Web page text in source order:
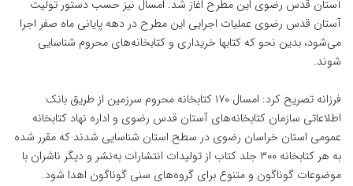
آستان قدس رضوی این مطرح اغاز شد. امسال نیز حسب دستور تولیت
آستان قدس رضوی عملیات اجرایی این مطرح در دهه پایانی ماه صفر اجرا
می‌شود، بدین نحو که کتابها خریداری و کتابخانه‌های محروم شناسایی
شوند.
فرزانه تصریح کرد: امسال ۱۷۰ کتابخانه محروم سرزمین از طریق بانک
اطلاعاتی سازمان کتابخانه‌های آستان قدس رضوی و اداره نهاد کتابخانه
عمومی استان خراسان رضوی در سطح استان شناسایی شدند که مقرر شده
به هر کتابخانه ۳۰۰ جلد کتاب از تولیدات انتشارات به‌نشر و دیگر ناشران با
موضوعات گوناگون و متنوع برای گروه‌های سنی گوناگون اهدا شود.